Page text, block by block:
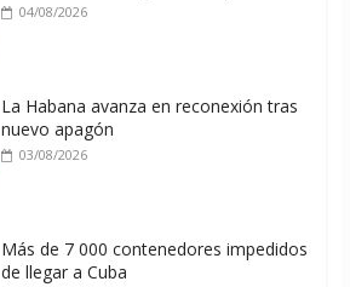
04/08/2026
La Habana avanza en reconexión tras
nuevo apagón
03/08/2026
Más de 7 000 contenedores impedidos
de llegar a Cuba